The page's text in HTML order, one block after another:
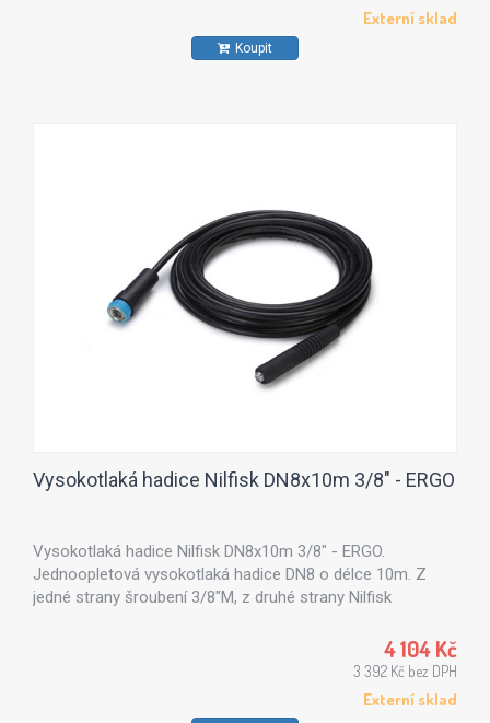
Externí sklad
Koupit
Vysokotlaká hadice Nilfisk DN8x10m 3/8" - ERGO
Vysokotlaká hadice Nilfisk DN8x10m 3/8" - ERGO.
Jednoopletová vysokotlaká hadice DN8 o délce 10m. Z
jedné strany šroubení 3/8"M, z druhé strany Nilfisk
4 104 Kč
3 392 Kč bez DPH
Externí sklad